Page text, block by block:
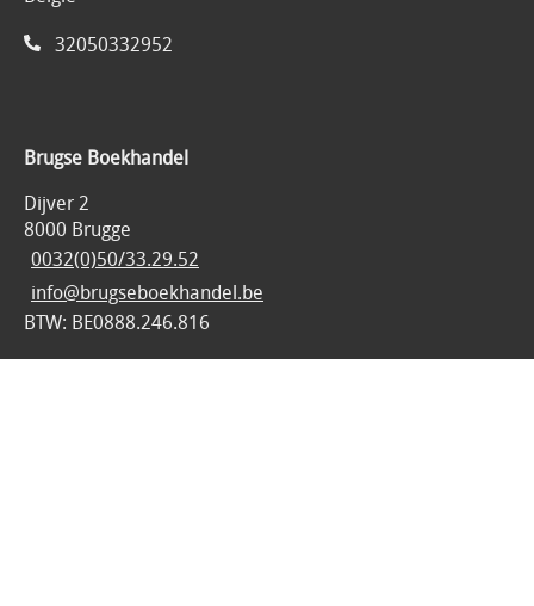
32050332952
Brugse Boekhandel
Dijver 2
8000 Brugge
0032(0)50/33.29.52
info@brugseboekhandel.be
BTW: BE0888.246.816